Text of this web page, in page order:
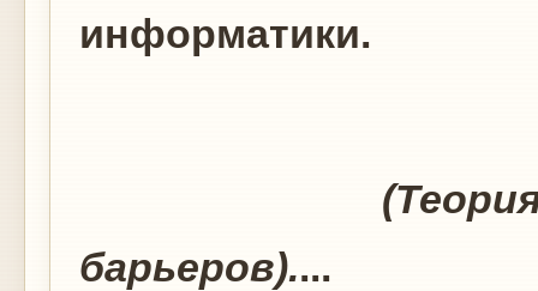
информатики.
(Теория трех
барьеров)....